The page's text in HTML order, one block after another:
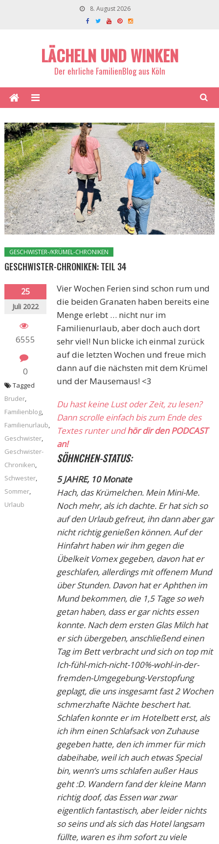
8. August 2026
LÄCHELN UND WINKEN
Der ehrliche FamilienBlog aus Köln
GESCHWISTER-/KRÜMEL-CHRONIKEN
GESCHWISTER-CHRONIKEN: TEIL 34
25
Juli 2022
6555
0
Vier Wochen Ferien sind schon rum und
die beiden Granaten haben bereits eine
Menge erlebt … nicht nur im
Familienurlaub, aber doch auch dort
sehr viel! Nun blicke ich einmal zurück
auf die letzten Wochen und freue mich
dann auf die nächsten mit dem Krümel
und der Mausemaus! <3
Du hast keine Lust oder Zeit, zu lesen?
Dann scrolle einfach bis zum Ende des
Textes runter undhör dir den PODCAST
an!
SÖHNCHEN-STATUS:
5 JAHRE, 10 Monate
Hach, das Krümelchen. Mein Mini-Me.
Noch mehr, als ich dachte. Er hat sich so
auf den Urlaub gefreut, ihn dann aber gar
nicht richtig genießen können. Auf der
Hinfahrt haben wir ihm gegen die
Übelkeit Vomex gegeben, davon hat er
geschlafen, allerdings mit offenem Mund
über Stunden. Davon hat erAphthenim
Mund bekommen, die 1,5 Tage so weh
getan haben, dass er gar nichts essen
konnte. Nach dem ersten Glas Milch hat
er sich übergeben, anschließend einen
Tag im Bett verbracht und sich on top mit
Ich-fühl-mich-nicht-100%-wohl-in-der-
fremden-Umgegebung-Verstopfung
geplagt, die uns insgesamt fast 2 Wochen
schmerzhafte Nächte beschert hat.
Schlafen konnte er im Hotelbett erst, als
ich ihm einen Schlafsack von Zuhause
gegeben hatte, den ich immer für mich
dabeihabe, weil ich auch etwas Special
bin, wenn‘s ums schlafen außer Haus
geht :D. Wandern fand der kleine Mann
richtig doof, das Essen war zwar
eigentlich fantastisch, aber leider nichts
so seins und als sich das Hotel langsam
füllte, waren es ihm sofort zu viele
Tagged
Bruder,
Familienblog,
Familienurlaub,
Geschwister,
Geschwister-
Chroniken,
Schwester,
Sommer,
Urlaub